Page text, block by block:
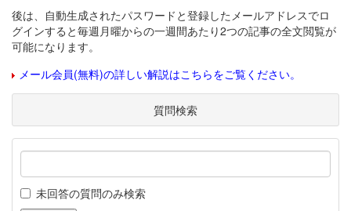
後は、自動生成されたパスワードと登録したメールアドレスでロ
グインすると毎週月曜からの一週間あたり2つの記事の全文閲覧が
可能になります。
メール会員(無料)の詳しい解説はこちらをご覧ください。
質問検索
未回答の質問のみ検索